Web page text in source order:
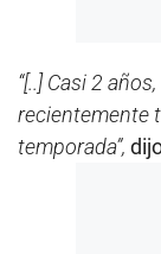
“[..] Casi 2
recientemente
temporada”,